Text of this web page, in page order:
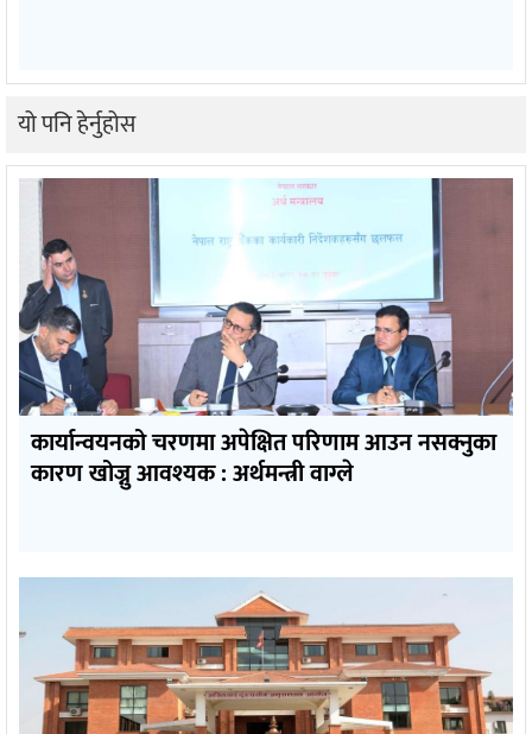
यो पनि हेर्नुहोस
कार्यान्वयनको चरणमा अपेक्षित परिणाम आउन नसक्नुका
कारण खोज्नु आवश्यक : अर्थमन्त्री वाग्ले